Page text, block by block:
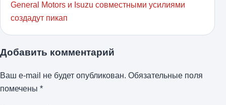
General Motors и Isuzu совместными усилиями
создадут пикап
Добавить комментарий
Ваш e-mail не будет опубликован. Обязательные поля
помечены *